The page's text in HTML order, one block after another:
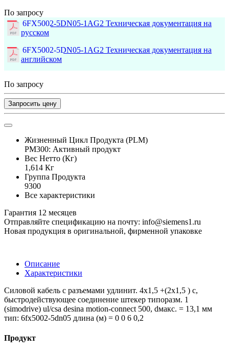
По запросу
6FX5002-5DN05-1AG2 Техническая документация на
русском
6FX5002-5DN05-1AG2 Техническая документация на
английском
По запросу
Запросить цену
Жизненный Цикл Продукта (PLM)
PM300: Активный продукт
Вес Нетто (Кг)
1,614 Кг
Группа Продукта
9300
Все характеристики
Гарантия 12 месяцев
Отправляйте спецификацию на почту: info@siemens1.ru
Новая продукция в оригинальной, фирменной упаковке
Описание
Характеристики
Силовой кабель с разъемами удлинит. 4x1,5 +(2x1,5 ) c,
быстродействующее соединение штекер типоразм. 1
(simodrive) ul/csa desina motion-connect 500, dмакс. = 13,1 мм
тип: 6fx5002-5dn05 длина (м) = 0 0 6 0,2
Продукт